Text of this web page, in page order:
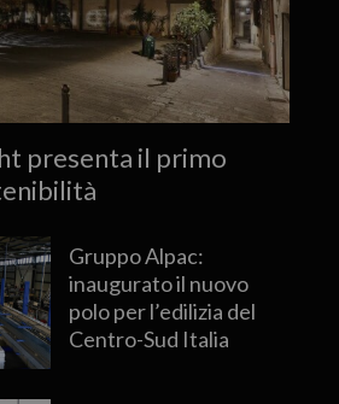
presenta il primo
Gruppo Alpac:
inaugurato il nuovo
polo per l’edilizia del
Centro-Sud Italia